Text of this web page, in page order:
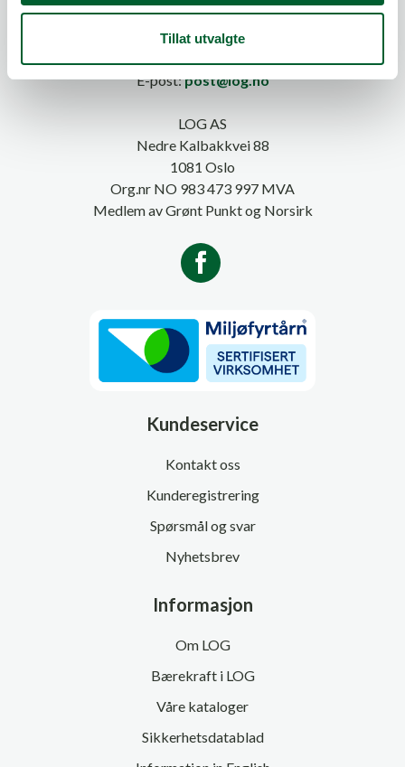
Tillat utvalgte
E-post:post@log.no
LOG AS
Nedre Kalbakkvei 88
1081 Oslo
Org.nr NO 983 473 997 MVA
Medlem av Grønt Punkt og Norsirk
Kundeservice
Kontakt oss
Kunderegistrering
Spørsmål og svar
Nyhetsbrev
Informasjon
Om LOG
Bærekraft i LOG
Våre kataloger
Sikkerhetsdatablad